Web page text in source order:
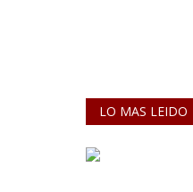
LO MAS LEIDO